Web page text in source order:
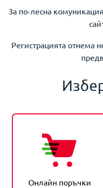
За по-лесна
Регистрацията отнема
Онлайн поръчки